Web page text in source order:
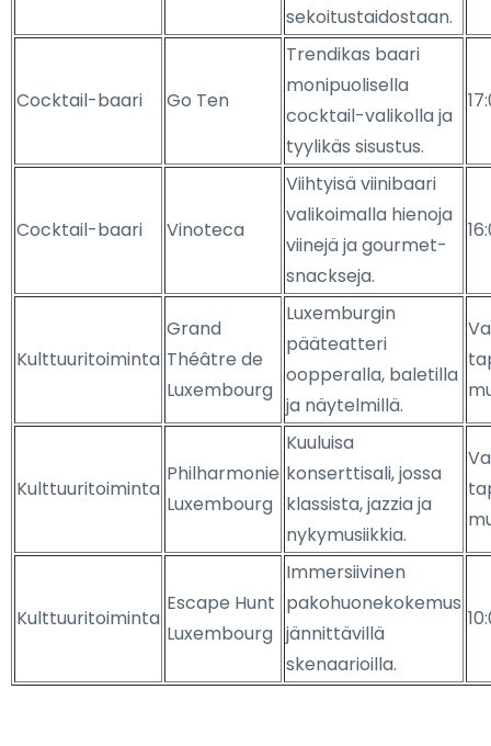
sekoitustaidostaan.
Cocktail-baari Go Ten
Trendikas baari
monipuolisella
cocktail-valikolla ja
tyylikäs sisustus.
Cocktail-baari Vinoteca
Viihtyisä viinibaari
valikoimalla hienoja
viinejä ja gourmet-
snackseja.
Kulttuuritoiminta
Grand
Théâtre de
Luxembourg
Luxemburgin
pääteatteri
oopperalla, baletilla
ja näytelmillä.
Kulttuuritoiminta
Philharmonie
Luxembourg
Kuuluisa
konserttisali, jossa
klassista, jazzia ja
nykymusiikkia.
Kulttuuritoiminta
Escape Hunt
Luxembourg
Immersiivinen
pakohuonekokemus
jännittävillä
skenaarioilla.